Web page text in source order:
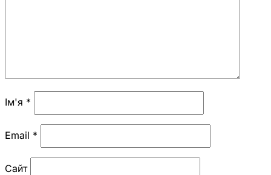
Ім'я *
Email *
Сайт